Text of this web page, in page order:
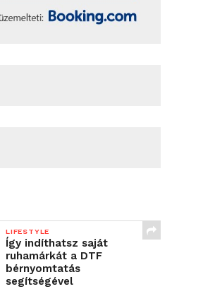
LIFESTYLE
Így indíthatsz saját
ruhamárkát a DTF
bérnyomtatás
segítségével